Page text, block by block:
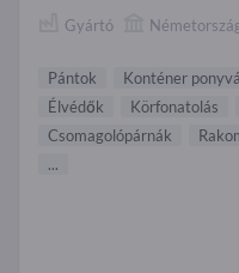
Gyártó
Pántok Konténer
Élvédők
Körfonatolás
Csomagolópárnák
...